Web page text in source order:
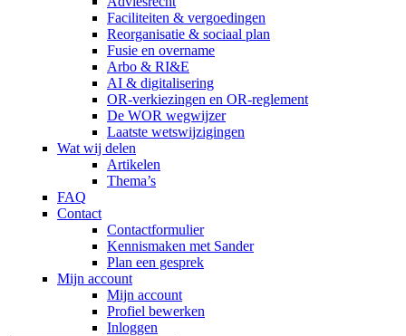
Faciliteiten & vergoedingen
Reorganisatie & sociaal plan
Fusie en overname
Arbo & RI&E
AI & digitalisering
OR-verkiezingen en OR-reglement
De WOR wegwijzer
Laatste wetswijzigingen
Wat wij delen
Artikelen
Thema’s
FAQ
Contact
Contactformulier
Kennismaken met Sander
Plan een gesprek
Mijn account
Mijn account
Profiel bewerken
Inloggen